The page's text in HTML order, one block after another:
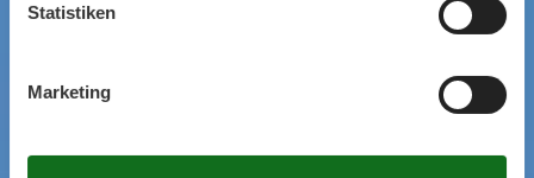
Statistiken
Marketing